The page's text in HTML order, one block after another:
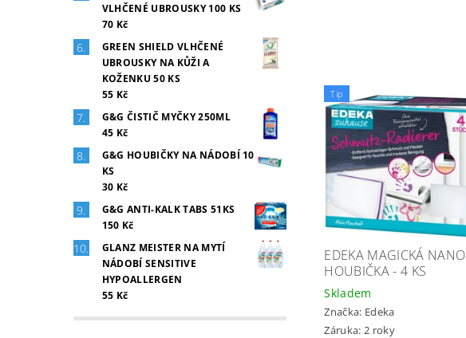
VLHČENÉ UBROUSKY 100 KS
70 Kč
GREEN SHIELD VLHČENÉ
UBROUSKY NA KŮŽI A
KOŽENKU 50 KS
55 Kč
G&G ČISTIČ MYČKY 250ML
45 Kč
G&G HOUBIČKY NA NÁDOBÍ 10
KS
30 Kč
G&G ANTI-KALK TABS 51KS
150 Kč
GLANZ MEISTER NA MYTÍ
NÁDOBÍ SENSITIVE
HYPOALLERGEN
55 Kč
Tip
EDEKA MAGICKÁ NANO
HOUBIČKA - 4 KS
Skladem
Značka: Edeka
Záruka: 2 roky